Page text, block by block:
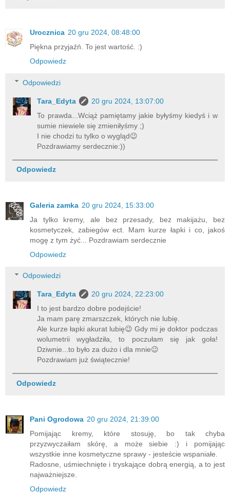
Urocznica 20 gru 2024, 08:48:00
Piękna przyjaźń. To jest wartość. :)
Odpowiedz
Odpowiedzi
Tara_Edyta
20 gru 2024, 13:07:00
To prawda...Wciąż pamiętamy jakie byłyśmy kiedyś i w
sumie niewiele się zmieniłyśmy ;)
I nie chodzi tu tylko o wygląd😉
Pozdrawiamy serdecznie:))
Odpowiedz
Galeria zamka 20 gru 2024, 15:33:00
Ja tylko kremy, ale bez przesady, bez makijażu, bez
kosmetyczek, zabiegów ect. Mam kurze łapki i co, jakoś
mogę z tym żyć... Pozdrawiam serdecznie
Odpowiedz
Odpowiedzi
Tara_Edyta
20 gru 2024, 22:23:00
I to jest bardzo dobre podejście!
Ja mam parę zmarszczek, których nie lubię.
Ale kurze łapki akurat lubię😉 Gdy mi je doktor podczas
wolumetrii wygładziła, to poczułam się jak goła!
Dziwnie...to było za dużo i dla mnie😉
Pozdrawiam już świątecznie!
Odpowiedz
Pani Ogrodowa 20 gru 2024, 21:39:00
Pomijając kremy, które stosuję, bo tak chyba
przyzwyczaiłam skórę, a może siebie :) i pomijając
wszystkie inne kosmetyczne sprawy - jesteście wspaniałe.
Radosne, uśmiechnięte i tryskające dobrą energią, a to jest
najważniejsze.
Odpowiedz